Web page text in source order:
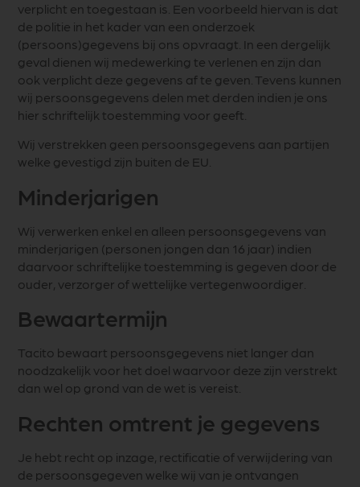
verplicht en toegestaan is. Een voorbeeld hiervan is dat
de politie in het kader van een onderzoek
(persoons)gegevens bij ons opvraagt. In een dergelijk
geval dienen wij medewerking te verlenen en zijn dan
ook verplicht deze gegevens af te geven. Tevens kunnen
wij persoonsgegevens delen met derden indien je ons
hier schriftelijk toestemming voor geeft.
Wij verstrekken geen persoonsgegevens aan partijen
welke gevestigd zijn buiten de EU.
Minderjarigen
Wij verwerken enkel en alleen persoonsgegevens van
minderjarigen (personen jongen dan 16 jaar) indien
daarvoor schriftelijke toestemming is gegeven door de
ouder, verzorger of wettelijke vertegenwoordiger.
Bewaartermijn
Tacito bewaart persoonsgegevens niet langer dan
noodzakelijk voor het doel waarvoor deze zijn verstrekt
dan wel op grond van de wet is vereist.
Rechten omtrent je gegevens
Je hebt recht op inzage, rectificatie of verwijdering van
de persoonsgegeven welke wij van je ontvangen